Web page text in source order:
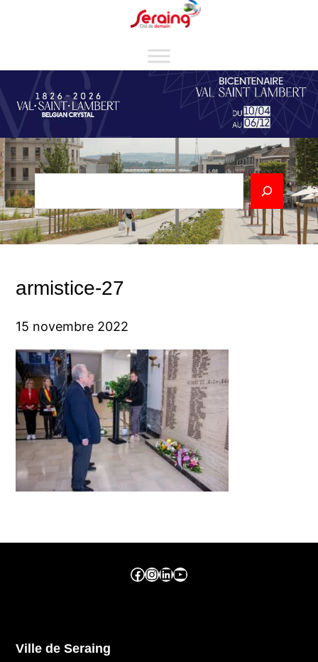
Rechercher
armistice-27
15 novembre 2022
Facebook ville de seraing Instragram ville de seraing linkedin – ville de seraing YouTube
Ville de Seraing
Cookies management panel